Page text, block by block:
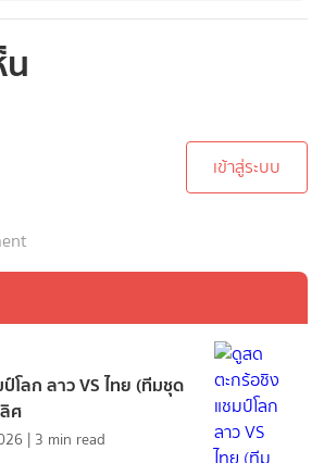
เข้าสู่ระบบ
โลก ลาว VS ไทย (ทีมชุด
ศ
| 3 min read